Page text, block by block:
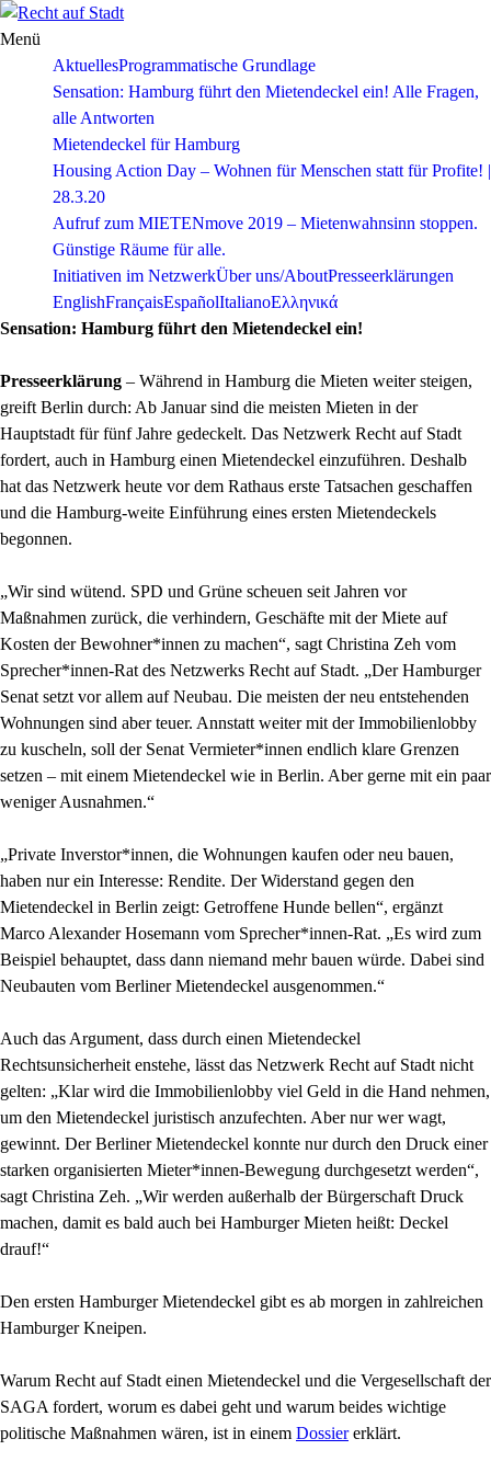
Skip
to
Menü
AktuellesProgrammatische Grundlage
Sensation: Hamburg führt den Mietendeckel ein! Alle Fragen,
alle Antworten
Mietendeckel für Hamburg
Housing Action Day – Wohnen für Menschen statt für Profite! |
28.3.20
Aufruf zum MIETENmove 2019 – Mietenwahnsinn stoppen.
Günstige Räume für alle.
Initiativen im NetzwerkÜber uns/AboutPresseerklärungen
EnglishFrançaisEspañolItalianoΕλληνικά
Sensation: Hamburg führt den Mietendeckel ein!
Presseerklärung – Während in Hamburg die Mieten weiter steigen,
greift Berlin durch: Ab Januar sind die meisten Mieten in der
Hauptstadt für fünf Jahre gedeckelt. Das Netzwerk Recht auf Stadt
fordert, auch in Hamburg einen Mietendeckel einzuführen. Deshalb
hat das Netzwerk heute vor dem Rathaus erste Tatsachen geschaffen
und die Hamburg-weite Einführung eines ersten Mietendeckels
begonnen.
„Wir sind wütend. SPD und Grüne scheuen seit Jahren vor
Maßnahmen zurück, die verhindern, Geschäfte mit der Miete auf
Kosten der Bewohner*innen zu machen“, sagt Christina Zeh vom
Sprecher*innen-Rat des Netzwerks Recht auf Stadt. „Der Hamburger
Senat setzt vor allem auf Neubau. Die meisten der neu entstehenden
Wohnungen sind aber teuer. Annstatt weiter mit der Immobilienlobby
zu kuscheln, soll der Senat Vermieter*innen endlich klare Grenzen
setzen – mit einem Mietendeckel wie in Berlin. Aber gerne mit ein paar
weniger Ausnahmen.“
„Private Inverstor*innen, die Wohnungen kaufen oder neu bauen,
haben nur ein Interesse: Rendite. Der Widerstand gegen den
Mietendeckel in Berlin zeigt: Getroffene Hunde bellen“, ergänzt
Marco Alexander Hosemann vom Sprecher*innen-Rat. „Es wird zum
Beispiel behauptet, dass dann niemand mehr bauen würde. Dabei sind
Neubauten vom Berliner Mietendeckel ausgenommen.“
Auch das Argument, dass durch einen Mietendeckel
Rechtsunsicherheit enstehe, lässt das Netzwerk Recht auf Stadt nicht
gelten: „Klar wird die Immobilienlobby viel Geld in die Hand nehmen,
um den Mietendeckel juristisch anzufechten. Aber nur wer wagt,
gewinnt. Der Berliner Mietendeckel konnte nur durch den Druck einer
starken organisierten Mieter*innen-Bewegung durchgesetzt werden“,
sagt Christina Zeh. „Wir werden außerhalb der Bürgerschaft Druck
machen, damit es bald auch bei Hamburger Mieten heißt: Deckel
drauf!“
Den ersten Hamburger Mietendeckel gibt es ab morgen in zahlreichen
Hamburger Kneipen.
Warum Recht auf Stadt einen Mietendeckel und die Vergesellschaft der
SAGA fordert, worum es dabei geht und warum beides wichtige
politische Maßnahmen wären, ist in einem Dossiererklärt.